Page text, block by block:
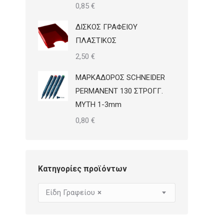
0,85 €
ΔΙΣΚΟΣ ΓΡΑΦΕΙΟΥ
ΠΛΑΣΤΙΚΟΣ
2,50 €
ΜΑΡΚΑΔΟΡΟΣ SCHNEIDER
PERMANENT 130 ΣΤΡΟΓΓ.
ΜΥΤΗ 1-3mm
0,80 €
Κατηγορίες προϊόντων
×
Είδη Γραφείου